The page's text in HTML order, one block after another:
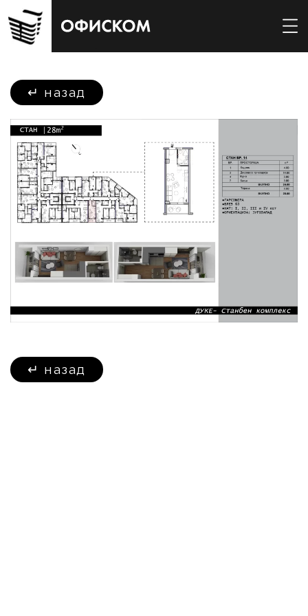
↵ назад
↵ назад